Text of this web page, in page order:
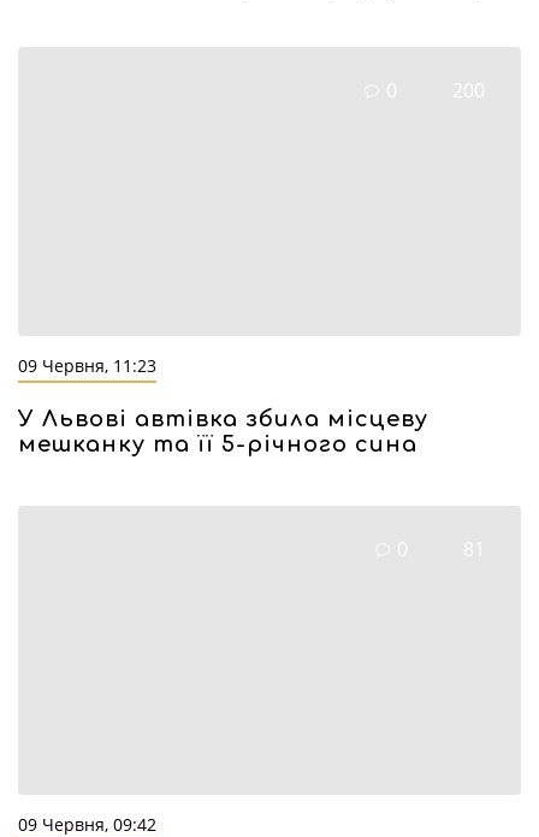
0 200
09 Червня, 11:23
У Львові автівка збила місцеву
мешканку та її 5-річного сина
0 81
09 Червня, 09:42